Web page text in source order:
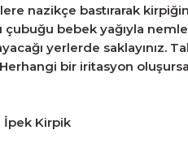
nazikçe bastırarak
bebek yağıyla
yerlerde saklayınız.
Herhangi bir iritasyon
İpek Kirpik